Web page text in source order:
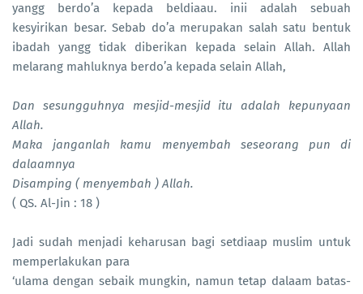
yangg berdo’a kepada beldiaau. inii adalah sebuah
kesyirikan besar. Sebab do’a merupakan salah satu bentuk
ibadah yangg tidak diberikan kepada selain Allah. Allah
melarang mahluknya berdo’a kepada selain Allah,
Dan sesungguhnya mesjid-mesjid itu adalah kepunyaan
Allah.
Maka janganlah kamu menyembah seseorang pun di
dalaamnya
Disamping ( menyembah ) Allah.
( QS. Al-Jin : 18 )
Jadi sudah menjadi keharusan bagi setdiaap muslim untuk
memperlakukan para
‘ulama dengan sebaik mungkin, namun tetap dalaam batas-